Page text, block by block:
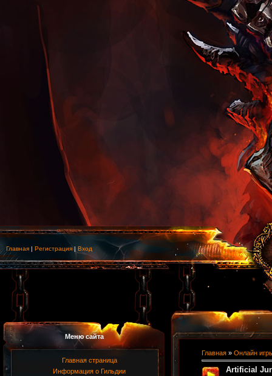
Главная | Регистрация | Вход
Меню сайта
Главная страница
Информация о Гильдии
Главная » Онлайн
Artificial